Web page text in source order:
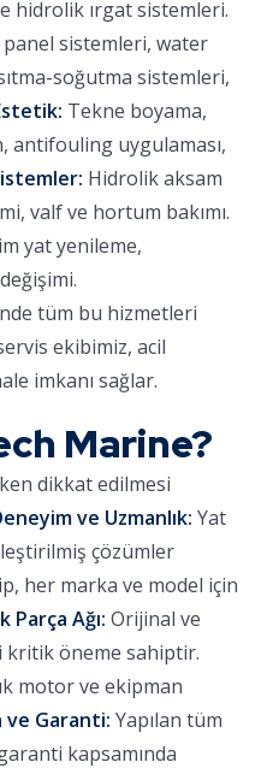
hidrolik ırgat sistemleri.
sistemleri, water
soğutma sistemleri,
Tekne boyama,
antifouling uygulaması,
Hidrolik aksam
valf ve hortum bakımı.
yat yenileme,
tüm bu hizmetleri
ekibimiz, acil
imkanı sağlar.
Marine?
dikkat edilmesi
ve Uzmanlık: Yat
çözümler
her marka ve model için
Parça Ağı: Orijinal ve
kritik öneme sahiptir.
motor ve ekipman
ve Garanti: Yapılan tüm
kapsamında